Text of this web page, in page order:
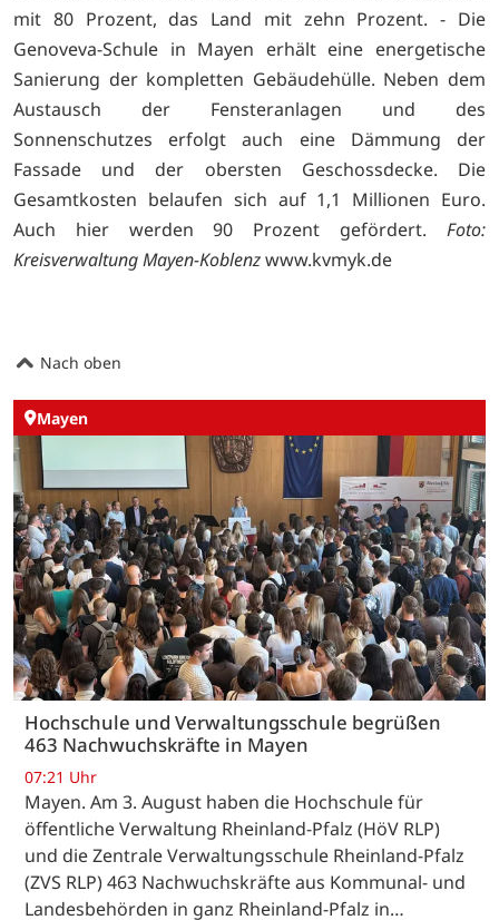
mit 80 Prozent, das Land mit zehn Prozent. - Die
Genoveva-Schule in Mayen erhält eine energetische
Sanierung der kompletten Gebäudehülle. Neben dem
Austausch der Fensteranlagen und des
Sonnenschutzes erfolgt auch eine Dämmung der
Fassade und der obersten Geschossdecke. Die
Gesamtkosten belaufen sich auf 1,1 Millionen Euro.
Auch hier werden 90 Prozent gefördert. Foto:
Kreisverwaltung Mayen-Koblenzwww.kvmyk.de
Nach oben
Mayen
Hochschule und Verwaltungsschule begrüßen
463 Nachwuchskräfte in Mayen
07:21 Uhr
Mayen. Am 3. August haben die Hochschule für
öffentliche Verwaltung Rheinland-Pfalz (HöV RLP)
und die Zentrale Verwaltungsschule Rheinland-Pfalz
(ZVS RLP) 463 Nachwuchskräfte aus Kommunal- und
Landesbehörden in ganz Rheinland-Pfalz in…